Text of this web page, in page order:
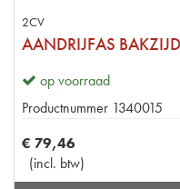
2CV
AANDRIJFAS
op voorraad
Productnummer 1340015
€ 79,46
(incl. btw)